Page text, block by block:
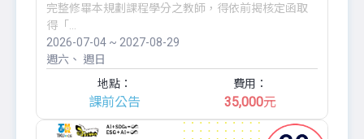
完整修畢本規劃課程學分之教師，得依前揭核定函取
得「...
2026-07-04 ~ 2027-08-29
週六
週日
地點：
課前公告
費用：
35,000元